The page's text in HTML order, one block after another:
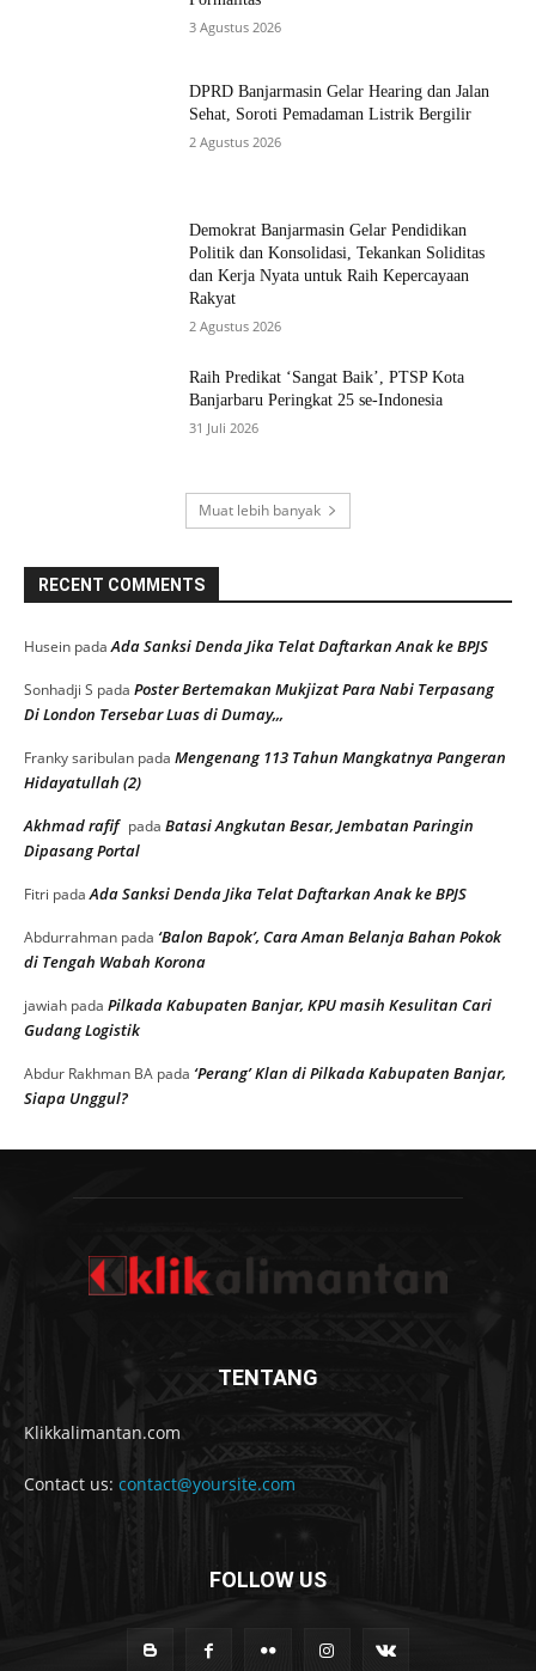
3 Agustus 2026
DPRD Banjarmasin Gelar Hearing dan Jalan
Sehat, Soroti Pemadaman Listrik Bergilir
2 Agustus 2026
Demokrat Banjarmasin Gelar Pendidikan
Politik dan Konsolidasi, Tekankan Soliditas
dan Kerja Nyata untuk Raih Kepercayaan
Rakyat
2 Agustus 2026
Raih Predikat ‘Sangat Baik’, PTSP Kota
Banjarbaru Peringkat 25 se-Indonesia
31 Juli 2026
Muat lebih banyak
RECENT COMMENTS
Husein padaAda Sanksi Denda Jika Telat Daftarkan Anak ke BPJS
Sonhadji S pada Poster Bertemakan Mukjizat Para Nabi Terpasang
Di London Tersebar Luas di Dumay,,,
Franky saribulan pada Mengenang 113 Tahun Mangkatnya Pangeran
Hidayatullah (2)
Akhmad rafif pada Batasi Angkutan Besar, Jembatan Paringin
Dipasang Portal
Fitri padaAda Sanksi Denda Jika Telat Daftarkan Anak ke BPJS
Abdurrahman pada ‘Balon Bapok’, Cara Aman Belanja Bahan Pokok
di Tengah Wabah Korona
jawiah pada Pilkada Kabupaten Banjar, KPU masih Kesulitan Cari
Gudang Logistik
Abdur Rakhman BA pada ‘Perang’ Klan di Pilkada Kabupaten Banjar,
Siapa Unggul?
TENTANG
Klikkalimantan.com
Contact us: contact@yoursite.com
FOLLOW US